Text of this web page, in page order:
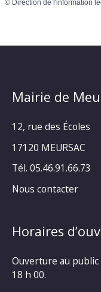
© Direction de l'information
Mairie de
12, rue des Écoles
17120 MEURSAC
Tél. 05.46.91.66.73
Nous contacter
Horaires
Ouverture au public
18 h 00.